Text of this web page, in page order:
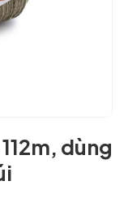
dùng